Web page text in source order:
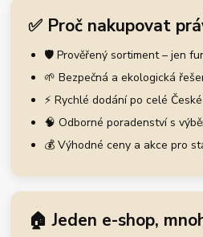
✅ Proč nakupovat
🛡️ Prověřený sortiment – jen
🌱 Bezpečná a ekologická
⚡ Rychlé dodání po celé
🧠 Odborné poradenství s
💰 Výhodné ceny a akce pro
🏠 Jeden e-shop,